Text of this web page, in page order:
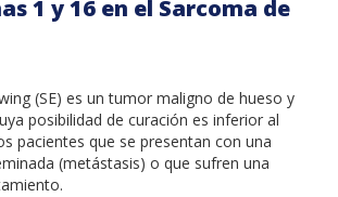
1 y 16 en el Sarcoma de
(SE) es un tumor maligno de hueso y
posibilidad de curación es inferior al
pacientes que se presentan con una
(metástasis) o que sufren una